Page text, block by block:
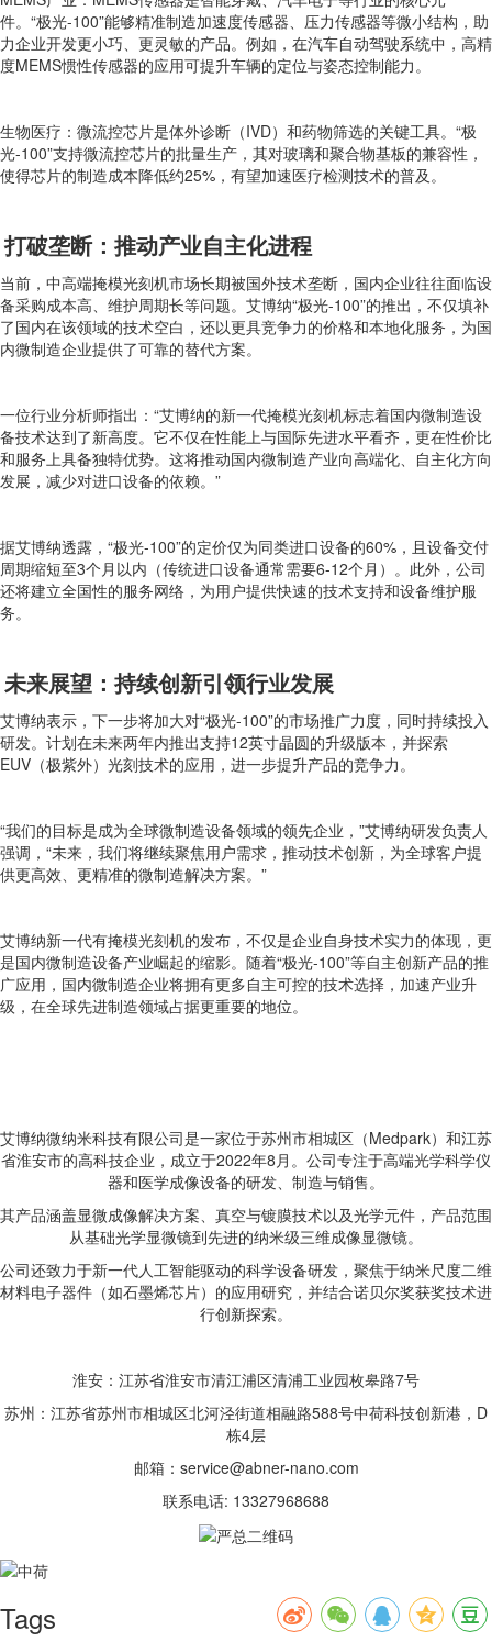
件。“极光-100”能够精准制造加速度传感器、压力传感器等微小结构，助
力企业开发更小巧、更灵敏的产品。例如，在汽车自动驾驶系统中，高精
度MEMS惯性传感器的应用可提升车辆的定位与姿态控制能力。
生物医疗：微流控芯片是体外诊断（IVD）和药物筛选的关键工具。“极
光-100”支持微流控芯片的批量生产，其对玻璃和聚合物基板的兼容性，
使得芯片的制造成本降低约25%，有望加速医疗检测技术的普及。
打破垄断：推动产业自主化进程
当前，中高端掩模光刻机市场长期被国外技术垄断，国内企业往往面临设
备采购成本高、维护周期长等问题。艾博纳“极光-100”的推出，不仅填补
了国内在该领域的技术空白，还以更具竞争力的价格和本地化服务，为国
内微制造企业提供了可靠的替代方案。
一位行业分析师指出：“艾博纳的新一代掩模光刻机标志着国内微制造设
备技术达到了新高度。它不仅在性能上与国际先进水平看齐，更在性价比
和服务上具备独特优势。这将推动国内微制造产业向高端化、自主化方向
发展，减少对进口设备的依赖。”
据艾博纳透露，“极光-100”的定价仅为同类进口设备的60%，且设备交付
周期缩短至3个月以内（传统进口设备通常需要6-12个月）。此外，公司
还将建立全国性的服务网络，为用户提供快速的技术支持和设备维护服
务。
未来展望：持续创新引领行业发展
艾博纳表示，下一步将加大对“极光-100”的市场推广力度，同时持续投入
研发。计划在未来两年内推出支持12英寸晶圆的升级版本，并探索
EUV（极紫外）光刻技术的应用，进一步提升产品的竞争力。
“我们的目标是成为全球微制造设备领域的领先企业，”艾博纳研发负责人
强调，“未来，我们将继续聚焦用户需求，推动技术创新，为全球客户提
供更高效、更精准的微制造解决方案。”
艾博纳新一代有掩模光刻机的发布，不仅是企业自身技术实力的体现，更
是国内微制造设备产业崛起的缩影。随着“极光-100”等自主创新产品的推
广应用，国内微制造企业将拥有更多自主可控的技术选择，加速产业升
级，在全球先进制造领域占据更重要的地位。
艾博纳微纳米科技有限公司是一家位于苏州市相城区（Medpark）和江苏
省淮安市的高科技企业，成立于2022年8月。公司专注于高端光学科学仪
器和医学成像设备的研发、制造与销售。
其产品涵盖显微成像解决方案、真空与镀膜技术以及光学元件，产品范围
从基础光学显微镜到先进的纳米级三维成像显微镜。
公司还致力于新一代人工智能驱动的科学设备研发，聚焦于纳米尺度二维
材料电子器件（如石墨烯芯片）的应用研究，并结合诺贝尔奖获奖技术进
行创新探索。
淮安：江苏省淮安市清江浦区清浦工业园枚皋路7号
苏州：江苏省苏州市相城区北河泾街道相融路588号中荷科技创新港，D
栋4层
邮箱：service@abner-nano.com
联系电话: 13327968688
Tags